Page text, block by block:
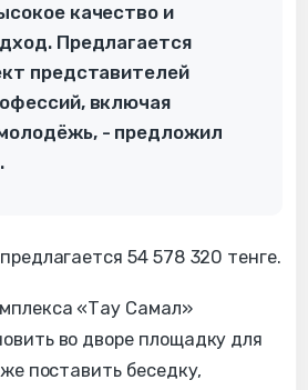
качество и
Предлагается
представителей
включая
- предложил
54 578 320 тенге.
«Тау Самал»
во дворе площадку для
поставить беседку,